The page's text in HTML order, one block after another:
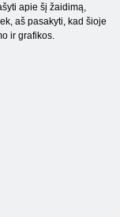
apie šį žaidimą,
aš pasakyti, kad šioje
ir grafikos.